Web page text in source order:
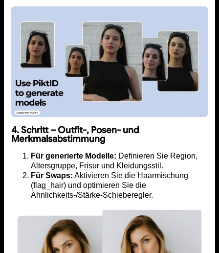
4. Schritt – Outfit-, Posen- und
Merkmalsabstimmung
Für generierte Modelle: Definieren Sie Region,
Altersgruppe, Frisur und Kleidungsstil.
Für Swaps: Aktivieren Sie die Haarmischung
(flag_hair) und optimieren Sie die
Ähnlichkeits-/Stärke-Schieberegler.